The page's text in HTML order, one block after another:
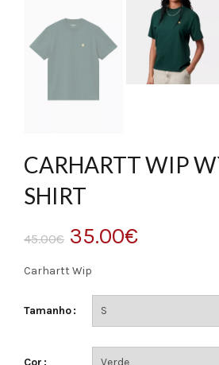
CARHARTT WIP
SHIRT
45.00€ O
preço
original
era:
35.00€O
atual
é:
Carhartt Wip
Tamanho